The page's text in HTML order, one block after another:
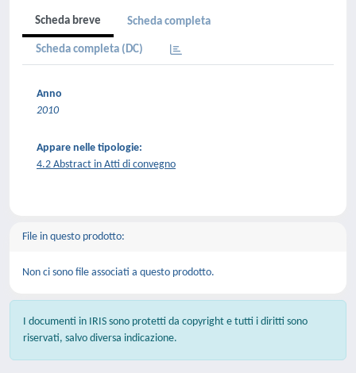
Scheda breve Scheda completa
Scheda completa (DC)
Anno
2010
Appare nelle tipologie:
4.2 Abstract in Atti di convegno
File in questo prodotto:
Non ci sono file associati a questo prodotto.
I documenti in IRIS sono protetti da copyright e tutti i diritti sono
riservati, salvo diversa indicazione.